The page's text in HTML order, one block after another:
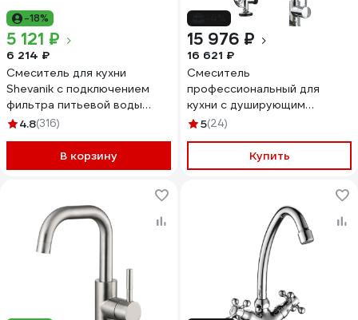
-18%
5 121 ₽
6 214 ₽
Смеситель для кухни
Shevanik с подключением
фильтра питьевой воды
S328
4.8(316)
В корзину
15 976 ₽
16 621 ₽
Смеситель
профессиональный для
кухни с душирующим
устройством Профсан
МОЦЩБА PSM-104-39
5(24)
Купить